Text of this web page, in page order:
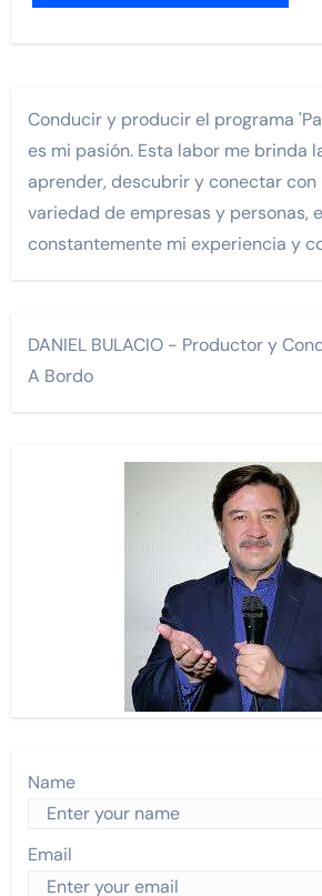
Conducir y producir el programa
es mi pasión. Esta labor me brinda
aprender, descubrir y conectar con
variedad de empresas y personas,
constantemente mi experiencia y
DANIEL BULACIO - Productor y
A Bordo
Name
Email